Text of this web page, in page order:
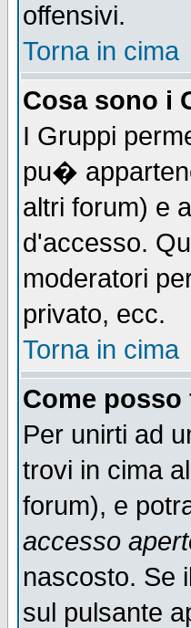
offensivi.
Torna in cima
Cosa sono i
I Gruppi
pu�
altri forum) e
d'accesso.
moderatori
privato, ecc.
Torna in cima
Come
Per unirti ad
trovi in cima
forum), e
accesso
nascosto. Se
sul pulsante